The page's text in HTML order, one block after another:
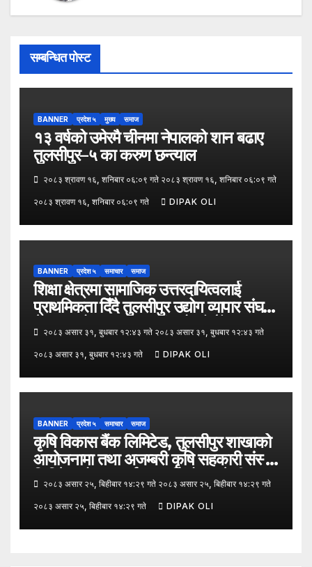
सम्बन्धित पोस्ट
BANNER प्रदेश ५ मुख्य समाज
१३ वर्षको उमेरमै चीनमा नेपालको शान बढाए
तुलसीपुर–५ का करुण छन्त्याल
२०८३ श्रावण १६, शनिबार ०६:०९ गते २०८३ श्रावण १६, शनिबार ०६:०९ गते
२०८३ श्रावण १६, शनिबार ०६:०९ गते DIPAK OLI
BANNER प्रदेश ५ समाचार समाज
शिक्षा क्षेत्रमा सामाजिक उत्तरदायित्वलाई
प्राथमिकता दिँदै तुलसीपुर उद्योग व्यापार संघले
नेपाल उद्योग व्यापार महासंघको पाँचौँ स्थापना
दिवसको अवसर पारेर तुलसीपुर
उपमहानगरपालिका–५, गैरापातु स्थित श्री
जनश्रमिक आ बि विद्यालयका विद्यार्थीहरूलाई
कापी तथा कलम वितरण गरेको छ।
२०८३ असार ३१, बुधबार १२:४३ गते २०८३ असार ३१, बुधबार १२:४३ गते
२०८३ असार ३१, बुधबार १२:४३ गते DIPAK OLI
BANNER प्रदेश ५ समाचार समाज
कृषि विकास बैंक लिमिटेड, तुलसीपुर शाखाको
आयोजनामा तथा अजम्बरी कृषि सहकारी संस्था
लिमिटेडको सहकार्यमा “कृषिको समावेशी
रूपान्तरणका लागि मूल्य शृङ्खला (VITA)
कार्यक्रम अन्तर्गत तरकारी उत्पादक किसान र
व्यापारीबीच व्यवसाय विस्तार सम्बन्धी
२०८३ असार २५, बिहीबार १४:२९ गते २०८३ असार २५, बिहीबार १४:२९ गते
२०८३ असार २५, बिहीबार १४:२९ गते DIPAK OLI